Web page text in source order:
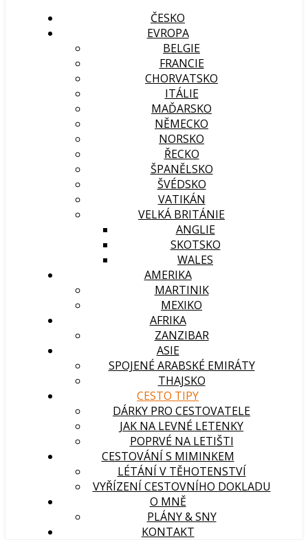
ČESKO
EVROPA
BELGIE
FRANCIE
CHORVATSKO
ITÁLIE
MAĎARSKO
NĚMECKO
NORSKO
ŘECKO
ŠPANĚLSKO
ŠVÉDSKO
VATIKÁN
VELKÁ BRITÁNIE
ANGLIE
SKOTSKO
WALES
AMERIKA
MARTINIK
MEXIKO
AFRIKA
ZANZIBAR
ASIE
SPOJENÉ ARABSKÉ EMIRÁTY
THAJSKO
CESTO TIPY
DÁRKY PRO CESTOVATELE
JAK NA LEVNÉ LETENKY
POPRVÉ NA LETIŠTI
CESTOVÁNÍ S MIMINKEM
LÉTÁNÍ V TĚHOTENSTVÍ
VYŘÍZENÍ CESTOVNÍHO DOKLADU
O MNĚ
PLÁNY & SNY
KONTAKT